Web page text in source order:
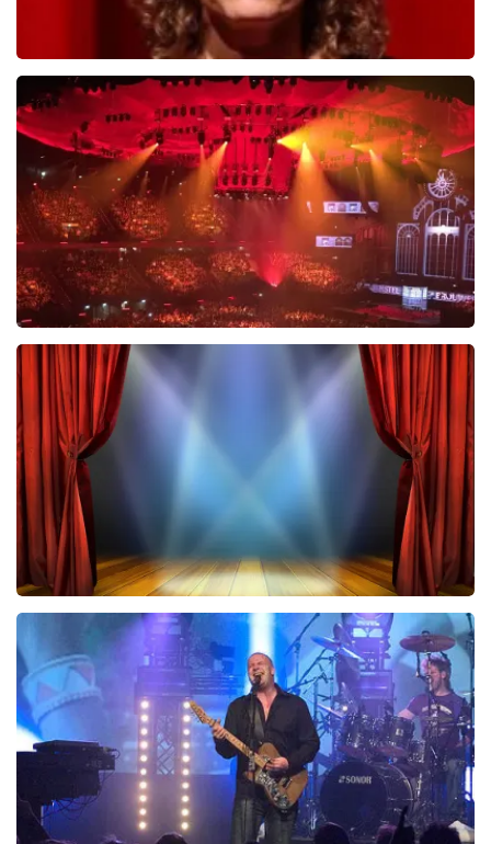
Esther van der Voort
581laatste 30 minuten
BESTEL NU
Vrienden Van Amstel Live
427 laatste 30 minuten
BESTEL NU
40 45 De Musical
343laatste 30 minuten
BESTEL NU